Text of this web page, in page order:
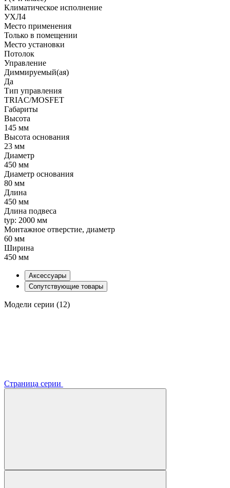
Климатическое исполнение
УХЛ4
Место применения
Только в помещении
Место установки
Потолок
Управление
Диммируемый(ая)
Да
Тип управления
TRIAC/MOSFET
Габариты
Высота
145 мм
Высота основания
23 мм
Диаметр
450 мм
Диаметр основания
80 мм
Длина
450 мм
Длина подвеса
typ: 2000 мм
Монтажное отверстие, диаметр
60 мм
Ширина
450 мм
Аксессуары
Сопутствующие товары
Модели серии (12)
Страница серии